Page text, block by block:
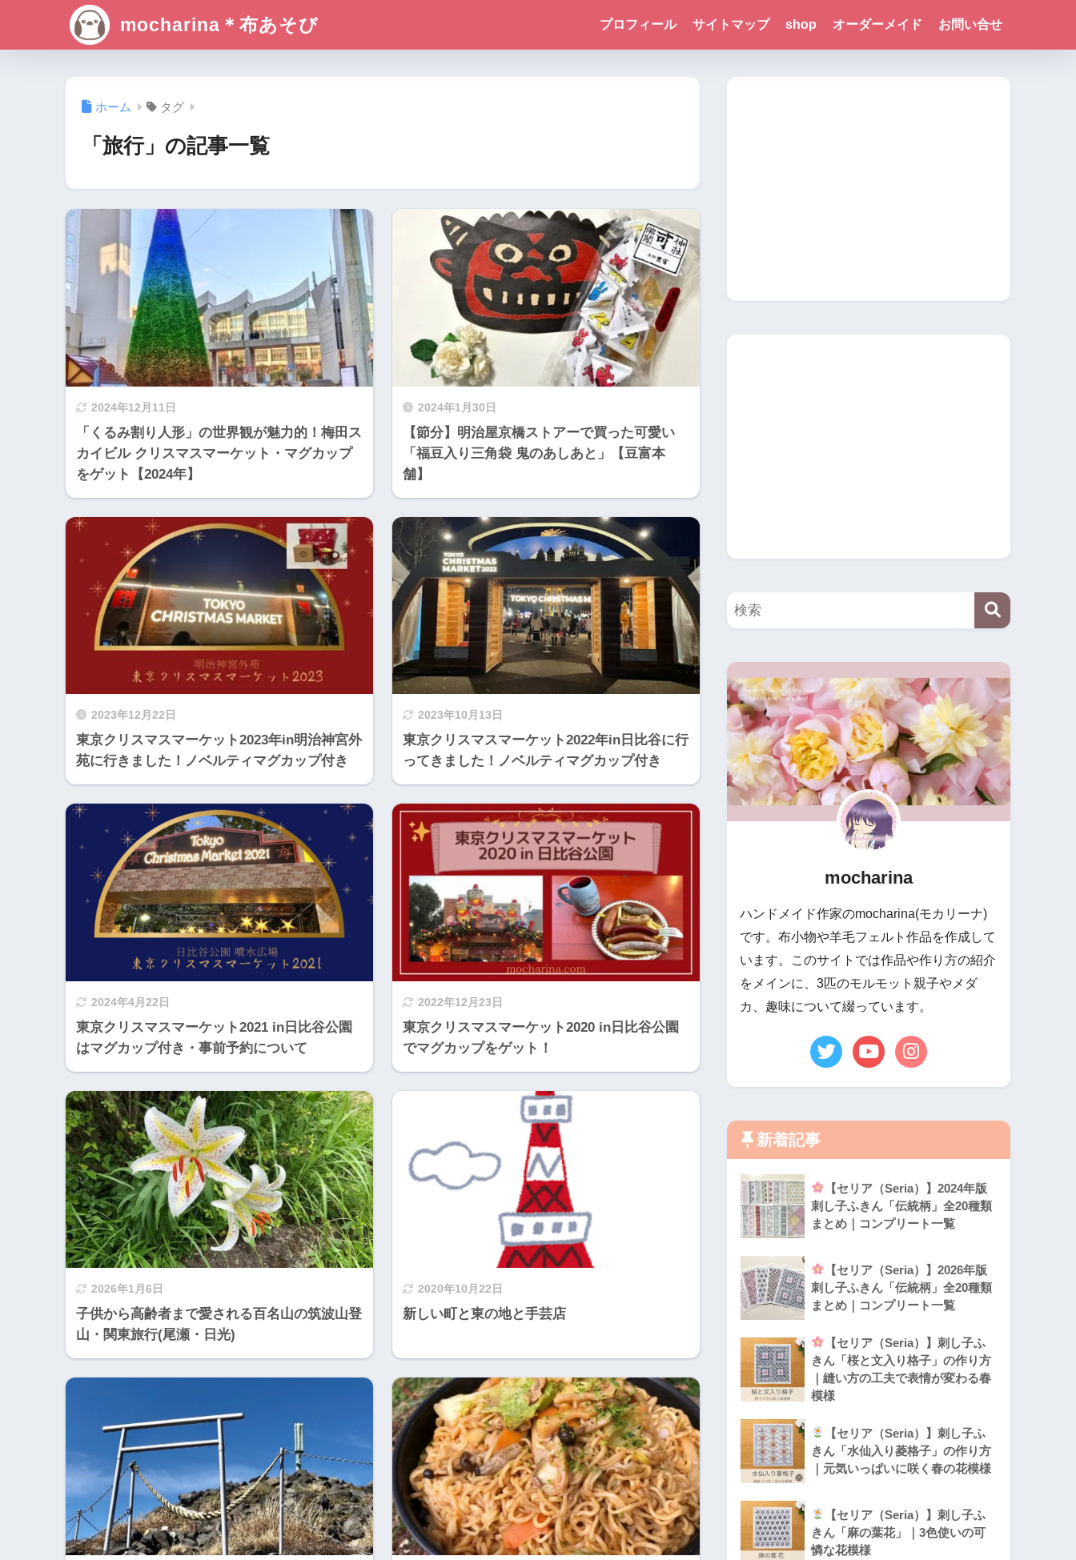
mocharina＊布あそび プロフィール サイトマップ shop オーダーメイド お問い合せ
ホーム タグ
「旅行」の記事一覧
2024年12月11日
「くるみ割り人形」の世界観が魅力的！梅田ス
カイビル クリスマスマーケット・マグカップ
をゲット【2024年】
2024年1月30日
【節分】明治屋京橋ストアーで買った可愛い
「福豆入り三角袋 鬼のあしあと」【豆富本
舗】
2023年12月22日
東京クリスマスマーケット2023年in明治神宮外
苑に行きました！ノベルティマグカップ付き
2023年10月13日
東京クリスマスマーケット2022年in日比谷に行
ってきました！ノベルティマグカップ付き
2024年4月22日
東京クリスマスマーケット2021 in日比谷公園
はマグカップ付き・事前予約について
2022年12月23日
東京クリスマスマーケット2020 in日比谷公園
でマグカップをゲット！
2026年1月6日
子供から高齢者まで愛される百名山の筑波山登
山・関東旅行(尾瀬・日光)
2020年10月22日
新しい町と東の地と手芸店
mocharina
ハンドメイド作家のmocharina(モカリーナ)
です。布小物や羊毛フェルト作品を作成して
います。このサイトでは作品や作り方の紹介
をメインに、3匹のモルモット親子やメダ
カ、趣味について綴っています。
新着記事
【セリア（Seria）】2024年版
刺し子ふきん「伝統柄」全20種類
まとめ｜コンプリート一覧
【セリア（Seria）】2026年版
刺し子ふきん「伝統柄」全20種類
まとめ｜コンプリート一覧
【セリア（Seria）】刺し子ふ
きん「桜と文入り格子」の作り方
｜縫い方の工夫で表情が変わる春
模様
【セリア（Seria）】刺し子ふ
きん「水仙入り菱格子」の作り方
｜元気いっぱいに咲く春の花模様
【セリア（Seria）】刺し子ふ
きん「麻の葉花」｜3色使いの可
憐な花模様